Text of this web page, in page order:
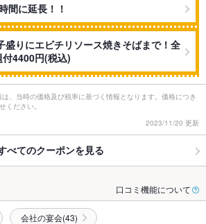
間に延長！！
盛りにエビチリソース焼きそばまで！全
4400円(税込)
、当時の価格及び税率に基づく情報となります。価格につき
ください。
2023/11/20 更新
べてのクーポンを見る
口コミ機能について
会社の宴会(43)